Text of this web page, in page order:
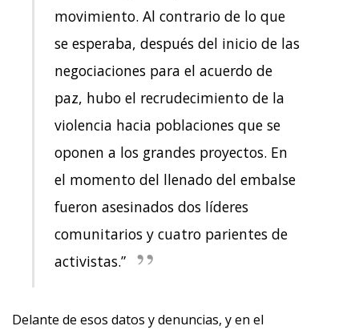
movimiento. Al contrario de lo que
se esperaba, después del inicio de las
negociaciones para el acuerdo de
paz, hubo el recrudecimiento de la
violencia hacia poblaciones que se
oponen a los grandes proyectos. En
el momento del llenado del embalse
fueron asesinados dos líderes
comunitarios y cuatro parientes de
activistas.”
Delante de esos datos y denuncias, y en el